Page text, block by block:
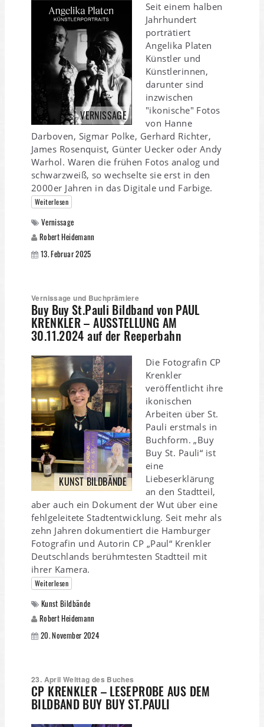
VERNISSAGE
Seit einem halben
Jahrhundert
porträtiert
Angelika Platen
Künstler und
Künstlerinnen,
darunter sind
inzwischen
"ikonische" Fotos
von Hanne
Darboven, Sigmar Polke, Gerhard Richter,
James Rosenquist, Günter Uecker oder Andy
Warhol. Waren die frühen Fotos analog und
schwarzweiß, so wechselte sie erst in den
2000er Jahren in das Digitale und Farbige.
Weiterlesen
Vernissage
Robert Heidemann
13. Februar 2025
Vernissage und Buchprämiere
Buy Buy St.Pauli Bildband von PAUL
KRENKLER – AUSSTELLUNG AM
30.11.2024 auf der Reeperbahn
KUNST BILDBÄNDE
Die Fotografin CP
Krenkler
veröffentlicht ihre
ikonischen
Arbeiten über St.
Pauli erstmals in
Buchform. „Buy
Buy St. Pauli“ ist
eine
Liebeserklärung
an den Stadtteil,
aber auch ein Dokument der Wut über eine
fehlgeleitete Stadtentwicklung. Seit mehr als
zehn Jahren dokumentiert die Hamburger
Fotografin und Autorin CP „Paul“ Krenkler
Deutschlands berühmtesten Stadtteil mit
ihrer Kamera.
Weiterlesen
Kunst Bildbände
Robert Heidemann
20. November 2024
23. April Welttag des Buches
CP KRENKLER – LESEPROBE AUS DEM
BILDBAND BUY BUY ST.PAULI